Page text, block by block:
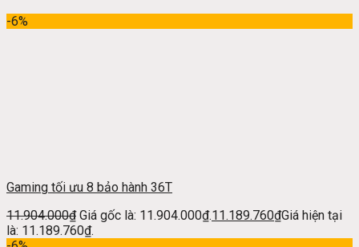
-6%
Gaming tối ưu 8 bảo hành 36T
11.904.000₫ Giá gốc là: 11.904.000₫.11.189.760₫Giá hiện tại
là: 11.189.760₫.